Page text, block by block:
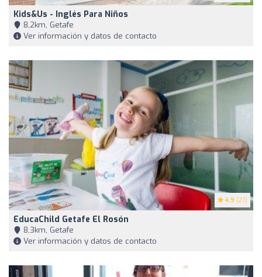
Kids&Us - Inglés Para Niños
8,2km, Getafe
Ver información y datos de contacto
4.9 (27)
EducaChild Getafe El Rosón
8,3km, Getafe
Ver información y datos de contacto